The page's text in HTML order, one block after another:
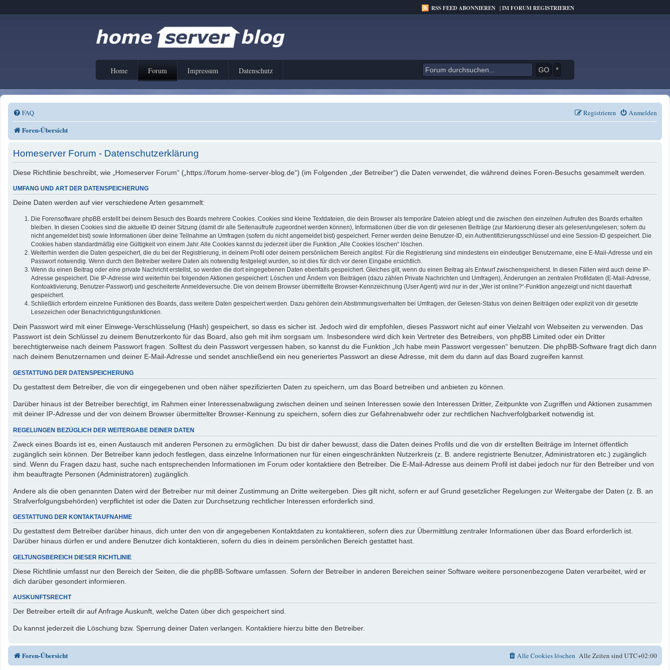
RSS FEED ABONNIEREN |IM FORUM REGISTRIEREN
Home Forum Impressum Datenschutz *
FAQ Anmelden
Registrieren
Foren-Übersicht
Homeserver Forum - Datenschutzerklärung
Diese Richtlinie beschreibt, wie „Homeserver Forum“ („https://forum.home-server-blog.de“) (im Folgenden „der Betreiber“) die Daten verwendet, die während deines Foren-Besuchs gesammelt werden.
UMFANG UND ART DER DATENSPEICHERUNG
Deine Daten werden auf vier verschiedene Arten gesammelt:
Die Forensoftware phpBB erstellt bei deinem Besuch des Boards mehrere Cookies. Cookies sind kleine Textdateien, die dein Browser als temporäre Dateien ablegt und die zwischen den einzelnen Aufrufen des Boards erhalten
bleiben. In diesen Cookies sind die aktuelle ID deiner Sitzung (damit dir alle Seitenaufrufe zugeordnet werden können), Informationen über die von dir gelesenen Beiträge (zur Markierung dieser als gelesen/ungelesen; sofern du
nicht angemeldet bist) sowie Informationen über deine Teilnahme an Umfragen (sofern du nicht angemeldet bist) gespeichert. Ferner werden deine Benutzer-ID, ein Authentifizierungsschlüssel und eine Session-ID gespeichert. Die
Cookies haben standardmäßig eine Gültigkeit von einem Jahr. Alle Cookies kannst du jederzeit über die Funktion „Alle Cookies löschen“ löschen.
Weiterhin werden die Daten gespeichert, die du bei der Registrierung, in deinem Profil oder deinem persönlichem Bereich angibst. Für die Registrierung sind mindestens ein eindeutiger Benutzername, eine E-Mail-Adresse und ein
Passwort notwendig. Wenn durch den Betreiber weitere Daten als notwendig festgelegt wurden, so ist dies für dich vor deren Eingabe ersichtlich.
Wenn du einen Beitrag oder eine private Nachricht erstellst, so werden die dort eingegebenen Daten ebenfalls gespeichert. Gleiches gilt, wenn du einen Beitrag als Entwurf zwischenspeicherst. In diesen Fällen wird auch deine IP-
Adresse gespeichert. Die IP-Adresse wird weiterhin bei folgenden Aktionen gespeichert: Löschen und Ändern von Beiträgen (dazu zählen Private Nachrichten und Umfragen), Änderungen an zentralen Profildaten (E-Mail-Adresse,
Kontoaktivierung, Benutzer-Passwort) und gescheiterte Anmeldeversuche. Die von deinem Browser übermittelte Browser-Kennzeichnung (User Agent) wird nur in der „Wer ist online?“-Funktion angezeigt und nicht dauerhaft
gespeichert.
Schließlich erfordern einzelne Funktionen des Boards, dass weitere Daten gespeichert werden. Dazu gehören dein Abstimmungsverhalten bei Umfragen, der Gelesen-Status von deinen Beiträgen oder explizit von dir gesetzte
Lesezeichen oder Benachrichtigungsfunktionen.
Dein Passwort wird mit einer Einwege-Verschlüsselung (Hash) gespeichert, so dass es sicher ist. Jedoch wird dir empfohlen, dieses Passwort nicht auf einer Vielzahl von Webseiten zu verwenden. Das
Passwort ist dein Schlüssel zu deinem Benutzerkonto für das Board, also geh mit ihm sorgsam um. Insbesondere wird dich kein Vertreter des Betreibers, von phpBB Limited oder ein Dritter
berechtigterweise nach deinem Passwort fragen. Solltest du dein Passwort vergessen haben, so kannst du die Funktion „Ich habe mein Passwort vergessen“ benutzen. Die phpBB-Software fragt dich dann
nach deinem Benutzernamen und deiner E-Mail-Adresse und sendet anschließend ein neu generiertes Passwort an diese Adresse, mit dem du dann auf das Board zugreifen kannst.
GESTATTUNG DER DATENSPEICHERUNG
Du gestattest dem Betreiber, die von dir eingegebenen und oben näher spezifizierten Daten zu speichern, um das Board betreiben und anbieten zu können.
Darüber hinaus ist der Betreiber berechtigt, im Rahmen einer Interessenabwägung zwischen deinen und seinen Interessen sowie den Interessen Dritter, Zeitpunkte von Zugriffen und Aktionen zusammen
mit deiner IP-Adresse und der von deinem Browser übermittelter Browser-Kennung zu speichern, sofern dies zur Gefahrenabwehr oder zur rechtlichen Nachverfolgbarkeit notwendig ist.
REGELUNGEN BEZÜGLICH DER WEITERGABE DEINER DATEN
Zweck eines Boards ist es, einen Austausch mit anderen Personen zu ermöglichen. Du bist dir daher bewusst, dass die Daten deines Profils und die von dir erstellten Beiträge im Internet öffentlich
zugänglich sein können. Der Betreiber kann jedoch festlegen, dass einzelne Informationen nur für einen eingeschränkten Nutzerkreis (z. B. andere registrierte Benutzer, Administratoren etc.) zugänglich
sind. Wenn du Fragen dazu hast, suche nach entsprechenden Informationen im Forum oder kontaktiere den Betreiber. Die E-Mail-Adresse aus deinem Profil ist dabei jedoch nur für den Betreiber und von
ihm beauftragte Personen (Administratoren) zugänglich.
Andere als die oben genannten Daten wird der Betreiber nur mit deiner Zustimmung an Dritte weitergeben. Dies gilt nicht, sofern er auf Grund gesetzlicher Regelungen zur Weitergabe der Daten (z. B. an
Strafverfolgungsbehörden) verpflichtet ist oder die Daten zur Durchsetzung rechtlicher Interessen erforderlich sind.
GESTATTUNG DER KONTAKTAUFNAHME
Du gestattest dem Betreiber darüber hinaus, dich unter den von dir angegebenen Kontaktdaten zu kontaktieren, sofern dies zur Übermittlung zentraler Informationen über das Board erforderlich ist.
Darüber hinaus dürfen er und andere Benutzer dich kontaktieren, sofern du dies in deinem persönlichen Bereich gestattet hast.
GELTUNGSBEREICH DIESER RICHTLINIE
Diese Richtlinie umfasst nur den Bereich der Seiten, die die phpBB-Software umfassen. Sofern der Betreiber in anderen Bereichen seiner Software weitere personenbezogene Daten verarbeitet, wird er
dich darüber gesondert informieren.
AUSKUNFTSRECHT
Der Betreiber erteilt dir auf Anfrage Auskunft, welche Daten über dich gespeichert sind.
Du kannst jederzeit die Löschung bzw. Sperrung deiner Daten verlangen. Kontaktiere hierzu bitte den Betreiber.
Foren-Übersicht Alle Zeiten sindUTC+02:00
Alle Cookies löschen